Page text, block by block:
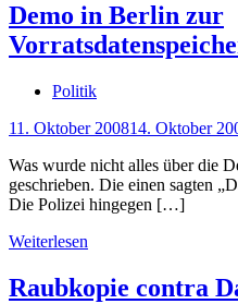
Demo in Berlin zur
Politik
11. Oktober 200814. Oktober
Was wurde nicht alles über die
geschrieben. Die einen sagten
Die Polizei hingegen […]
Weiterlesen
Raubkopie contra